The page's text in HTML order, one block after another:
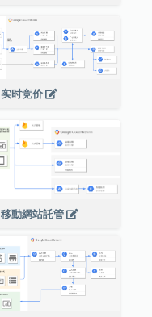
实时竞价
移動網站託管